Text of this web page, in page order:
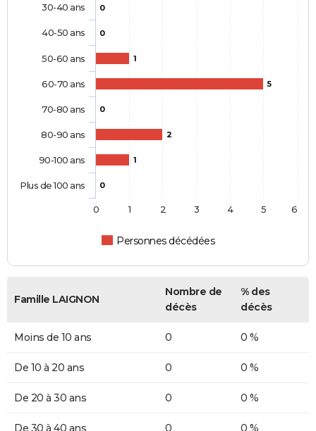
0
0
1
5
0
2
1
0
Personnes décédées
30-40 ans
40-50 ans
50-60 ans
60-70 ans
70-80 ans
80-90 ans
90-100 ans
Plus de 100 ans
0 1 2 3 4 5 6
Famille LAIGNON
Nombre de
décès
% des
décès
Moins de 10 ans 0 0 %
De 10 à 20 ans 0 0 %
De 20 à 30 ans 0 0 %
De 30 à 40 ans 0 0 %